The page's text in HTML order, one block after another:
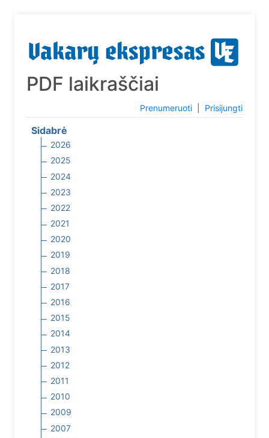
PDF laikraščiai
Prenumeruoti Prisijungti
Sidabrė
2026
2025
2024
2023
2022
2021
2020
2019
2018
2017
2016
2015
2014
2013
2012
2011
2010
2009
2007